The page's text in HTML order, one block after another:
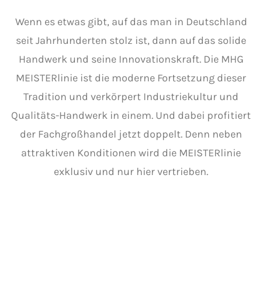
Wenn es etwas gibt, auf das man in Deutschland
seit Jahrhunderten stolz ist, dann auf das solide
Handwerk und seine Innovationskraft. Die MHG
MEISTERlinie ist die moderne Fortsetzung dieser
Tradition und verkörpert Industriekultur und
Qualitäts-Handwerk in einem. Und dabei profitiert
der Fachgroßhandel jetzt doppelt. Denn neben
attraktiven Konditionen wird die MEISTERlinie
exklusiv und nur hier vertrieben.